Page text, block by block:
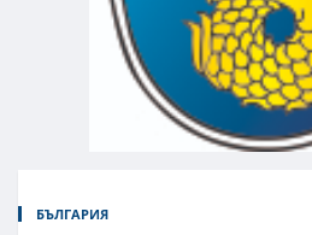
БЪЛГАРИЯ